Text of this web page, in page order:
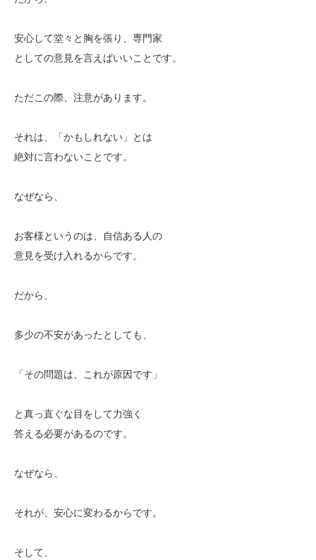
安心して堂々と胸を張り、専門家
としての意見を言えばいいことです。
ただこの際、注意があります。
それは、「かもしれない」とは
絶対に言わないことです。
なぜなら、
お客様というのは、自信ある人の
意見を受け入れるからです。
だから、
多少の不安があったとしても、
「その問題は、これが原因です」
と真っ直ぐな目をして力強く
答える必要があるのです。
なぜなら、
それが、安心に変わるからです。
そして、